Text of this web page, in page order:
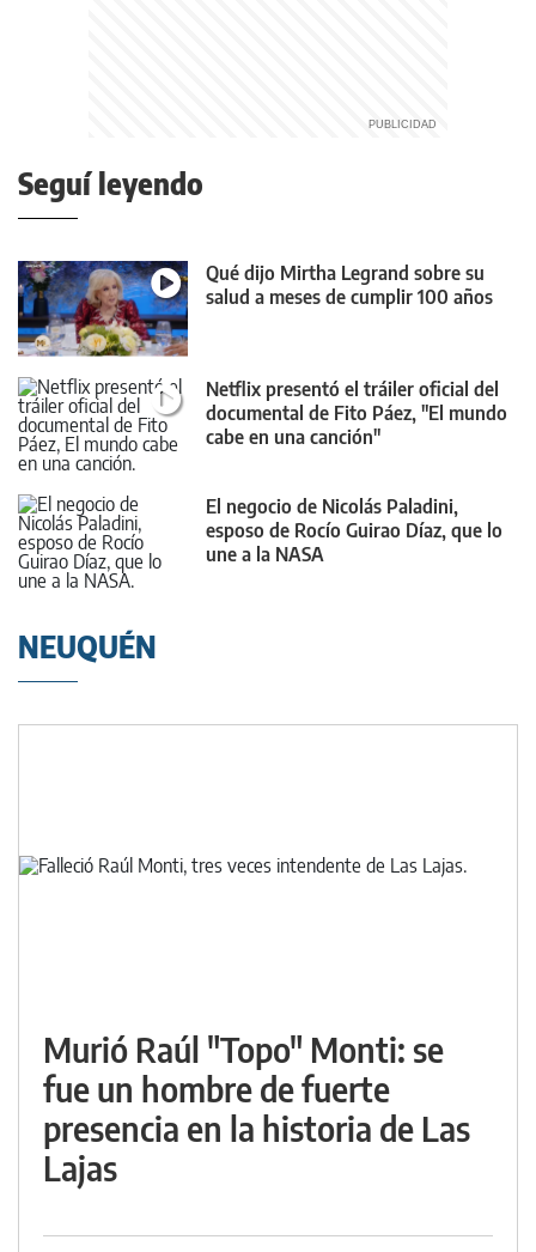
Seguí leyendo
Qué dijo Mirtha Legrand sobre su
salud a meses de cumplir 100 años
Netflix presentó el tráiler oficial del
documental de Fito Páez, "El mundo
cabe en una canción"
El negocio de Nicolás Paladini,
esposo de Rocío Guirao Díaz, que lo
une a la NASA
NEUQUÉN
Murió Raúl "Topo" Monti: se
fue un hombre de fuerte
presencia en la historia de Las
Lajas